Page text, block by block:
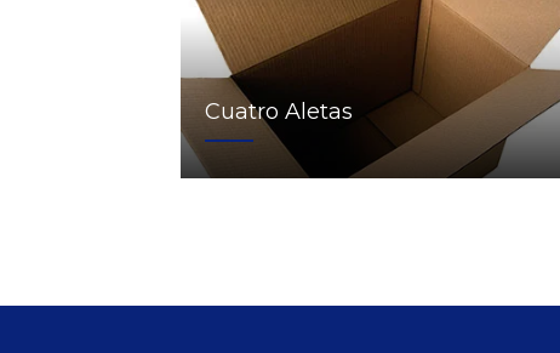
Cuatro Aletas